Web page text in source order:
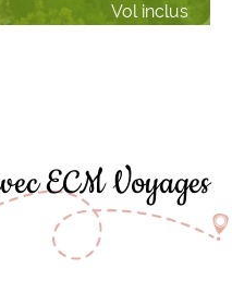
Vol inclus
ECM Voyages